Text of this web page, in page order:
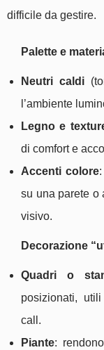
difficile da gestire.
Palette e
Neutri caldi
l’ambiente
Legno e
di comfort e
Accenti colore:
su una parete o
visivo.
Decorazione
Quadri o
posizionati,
call.
Piante: